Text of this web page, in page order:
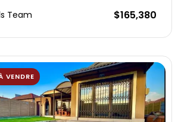
Team $165,380
VENDRE